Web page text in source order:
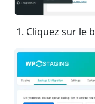
Cliquez sur le